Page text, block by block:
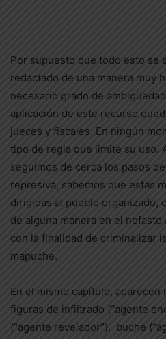
Por supuesto que todo esto se
redactado de una manera muy
necesario grado de
aplicación de este recurso
jueces y fiscales. En ningún
tipo de regla que limite su uso.
seguimos de cerca los pasos
represiva, sabemos que estas
dirigidas al pueblo organizado,
de alguna manera en el nefasto
con la finalidad de criminalizar
mapuche.
En el mismo capítulo, aparecen
figuras de infiltrado (“agente
(“agente revelador”), buche